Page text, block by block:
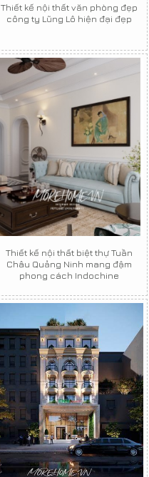
Thiết kế nội thất văn phòng đẹp
công ty Lũng Lô hiện đại đẹp
Thiết kế nội thất biệt thự Tuần
Châu Quảng Ninh mang đậm
phong cách Indochine